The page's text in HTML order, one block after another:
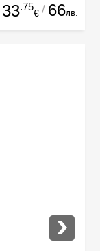
33.75
€ / 66лв.